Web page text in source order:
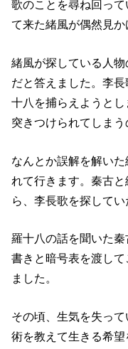
歌のことを尋ね回っ
て来た緒風が偶然見か
緒風が探している人
だと答えました。李
十八を捕らえようと
突きつけられてしまう
なんとか誤解を解い
れて行きます。秦古
ら、李長歌を探してい
羅十八の話を聞いた
書きと暗号表を渡し
ました。
その頃、生気を失っ
術を教えて生きる希